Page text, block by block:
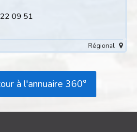
09 51
Régional
à l'annuaire 360°